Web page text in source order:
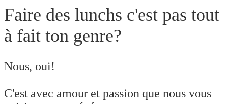
Faire des lunchs c'est pas tout
à fait ton genre?
Nous, oui!
C'est avec amour et passion que nous vous